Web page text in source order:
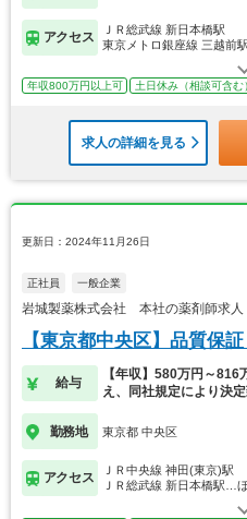
アクセス
ＪＲ総武線 新日本橋駅
東京メトロ銀座線 三越前
年収800万円以上可 土日休み（相談可含む
求人の詳細を見る
更新日：2024年11月26日
正社員 一般企業
岩城製薬株式会社 本社の薬剤師求人
【東京都中央区】品質
給与
【年収】580万円～
え、同社規定により決
勤務地 東京都 中央区
アクセス
ＪＲ中央線 神田(東京)駅
ＪＲ総武線 新日本橋駅…